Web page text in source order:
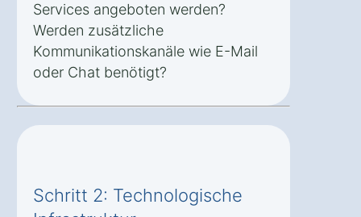
Services angeboten werden?
Werden zusätzliche
Kommunikationskanäle wie E-Mail
oder Chat benötigt?
Schritt 2: Technologische